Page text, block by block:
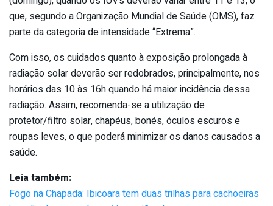
que, segundo a Organização Mundial de Saúde (OMS), faz
parte da categoria de intensidade “Extrema”.
Com isso, os cuidados quanto à exposição prolongada à
radiação solar deverão ser redobrados, principalmente, nos
horários das 10 às 16h quando há maior incidência dessa
radiação. Assim, recomenda-se a utilização de
protetor/filtro solar, chapéus, bonés, óculos escuros e
roupas leves, o que poderá minimizar os danos causados a
saúde.
Leia também:
Fogo na Chapada: Ibicoara tem duas trilhas para cachoeiras